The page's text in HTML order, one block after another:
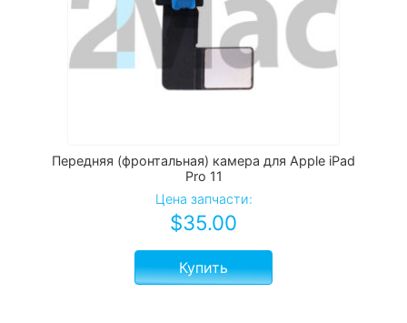
Передняя (фронтальная) камера для Apple iPad
Pro 11
Цена запчасти:
$35.00
Купить